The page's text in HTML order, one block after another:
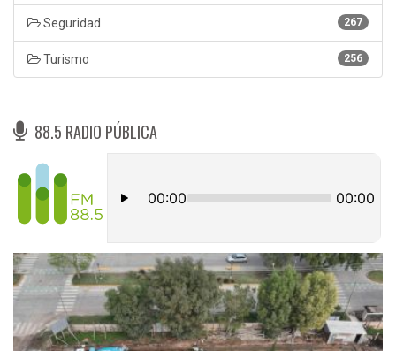
267
Seguridad
256
Turismo
88.5 RADIO PÚBLICA